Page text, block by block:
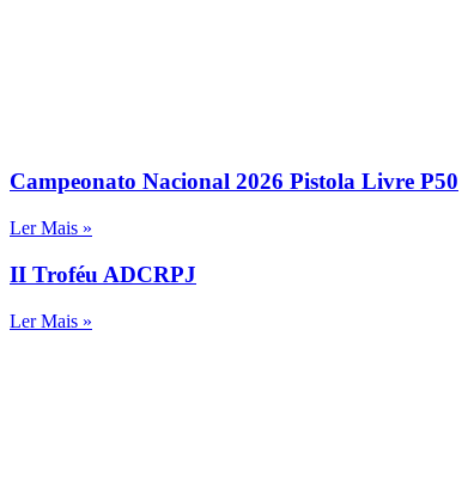
Campeonato Nacional 2026 Pistola Livre P50
Ler Mais »
II Troféu ADCRPJ
Ler Mais »